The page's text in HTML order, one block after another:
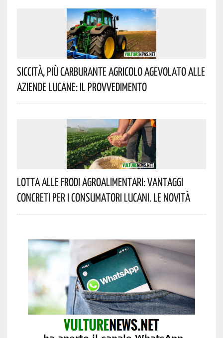
Siccità, Più Carburante Agricolo Agevolato Alle
Aziende Lucane: Il Provvedimento
Lotta Alle Frodi Agroalimentari: Vantaggi
Concreti Per I Consumatori Lucani. Le Novità